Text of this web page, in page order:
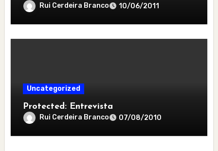
Rui Cerdeira Branco 10/06/2011
Uncategorized
Protected: Entrevista
Rui Cerdeira Branco 07/08/2010